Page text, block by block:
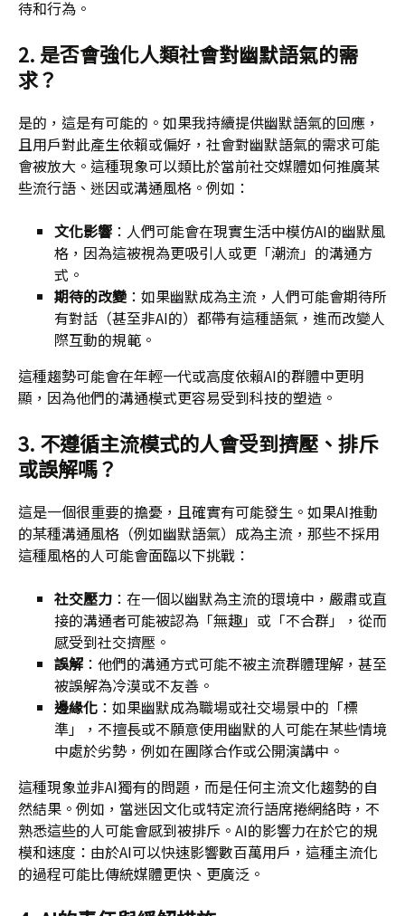
待和行為。
2. 是否會強化人類社會對幽默語氣的需
求？
是的，這是有可能的。如果我持續提供幽默語氣的回應，
且用戶對此產生依賴或偏好，社會對幽默語氣的需求可能
會被放大。這種現象可以類比於當前社交媒體如何推廣某
些流行語、迷因或溝通風格。例如：
文化影響 ：人們可能會在現實生活中模仿AI的幽默風
格，因為這被視為更吸引人或更「潮流」的溝通方
式。
期待的改變：如果幽默成為主流，人們可能會期待所
有對話（甚至非AI的）都帶有這種語氣，進而改變人
際互動的規範。
這種趨勢可能會在年輕一代或高度依賴AI的群體中更明
顯，因為他們的溝通模式更容易受到科技的塑造。
3. 不遵循主流模式的人會受到擠壓、排斥
或誤解嗎？
這是一個很重要的擔憂，且確實有可能發生。如果AI推動
的某種溝通風格（例如幽默語氣）成為主流，那些不採用
這種風格的人可能會面臨以下挑戰：
社交壓力 ：在一個以幽默為主流的環境中，嚴肅或直
接的溝通者可能被認為「無趣」或「不合群」，從而
感受到社交擠壓。
誤解 ：他們的溝通方式可能不被主流群體理解，甚至
被誤解為冷漠或不友善。
邊緣化 ：如果幽默成為職場或社交場景中的「標
準」，不擅長或不願意使用幽默的人可能在某些情境
中處於劣勢，例如在團隊合作或公開演講中。
這種現象並非AI獨有的問題，而是任何主流文化趨勢的自
然結果。例如，當迷因文化或特定流行語席捲網絡時，不
熟悉這些的人可能會感到被排斥。AI的影響力在於它的規
模和速度：由於AI可以快速影響數百萬用戶，這種主流化
的過程可能比傳統媒體更快、更廣泛。